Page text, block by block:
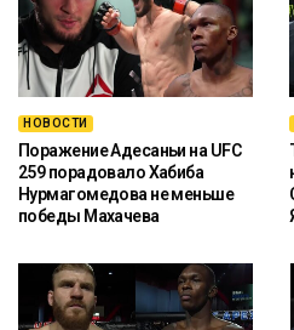
НОВОСТИ
Поражение Адесаньи на UFC
259 порадовало Хабиба
Нурмагомедова не меньше
победы Махачева